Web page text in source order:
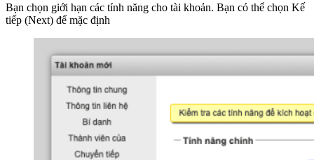
Bạn chọn giới hạn các tính năng cho tài khoản. Bạn có thể chọn Kế
tiếp (Next) để mặc định